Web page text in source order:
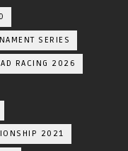
SERIES
RACING 2026
2021